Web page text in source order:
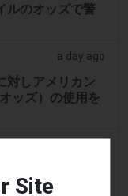
ルのオッズで警
a day ago
対しアメリカン
ッズ）の使用を
当の使用を警告
Site